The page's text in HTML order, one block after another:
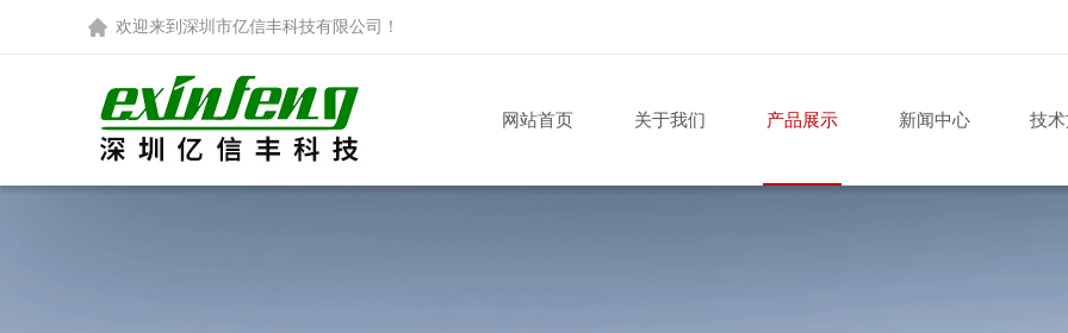
欢迎来到 深圳市亿信丰科技有限公司 ！
网站首页 关于我们 产品展示 新闻中心 技